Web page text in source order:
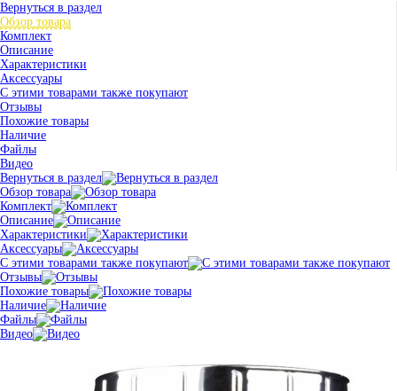
Вернуться в раздел
Обзор товара
Комплект
Описание
Характеристики
Аксессуары
С этими товарами также покупают
Отзывы
Похожие товары
Наличие
Файлы
Видео
Вернуться в раздел
Обзор товара
Комплект
Описание
Характеристики
Аксессуары
С этими товарами также покупают
Отзывы
Похожие товары
Наличие
Файлы
Видео